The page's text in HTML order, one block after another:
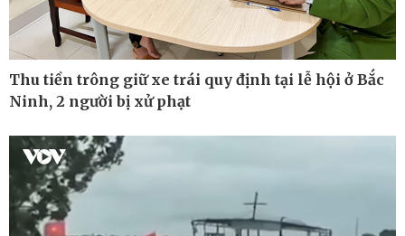
Pháp luật
Vụ án
Tin nóng
Pickleball
Hậu trường
Thu tiền trông giữ xe trái quy định tại lễ hội ở Bắc
Ninh, 2 người bị xử phạt